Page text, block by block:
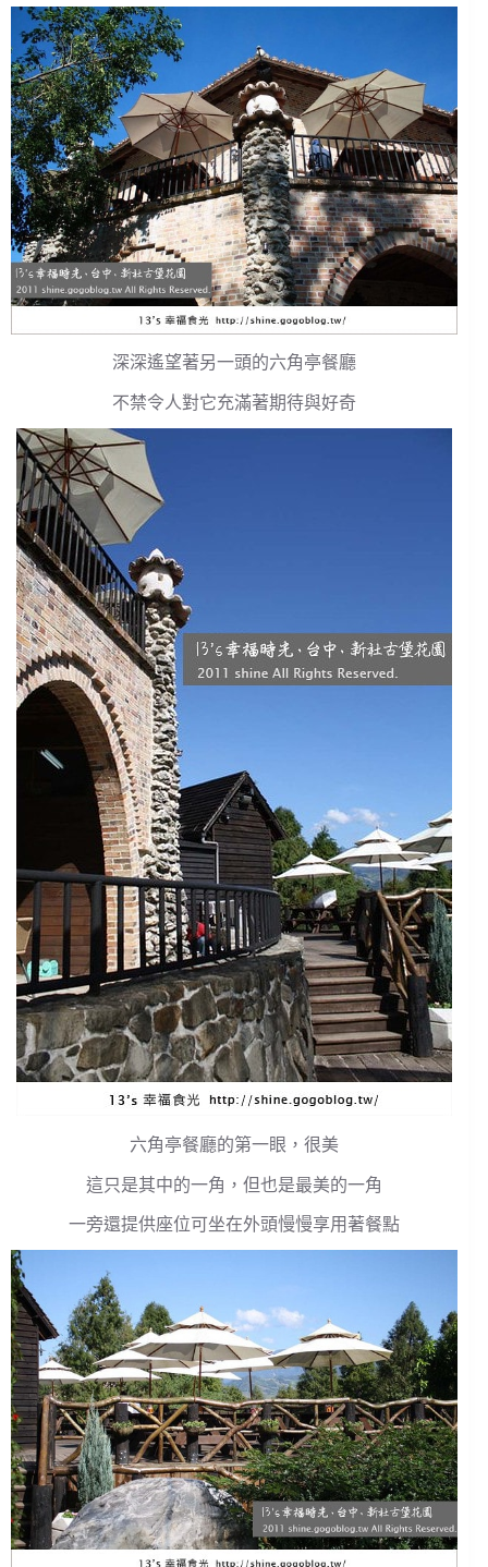
深深遙望著另一頭的六角亭餐廳
不禁令人對它充滿著期待與好奇
六角亭餐廳的第一眼，很美
這只是其中的一角，但也是最美的一角
一旁還提供座位可坐在外頭慢慢享用著餐點